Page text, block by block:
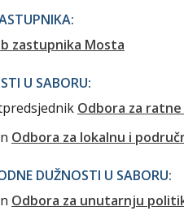
zastupnika Mosta
U SABORU:
Odbora za
Odbora za lokalnu i
DUŽNOSTI U SABORU:
Odbora za unutarnju